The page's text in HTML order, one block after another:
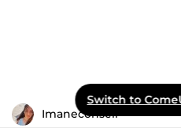
Imaneconseil
Switch to